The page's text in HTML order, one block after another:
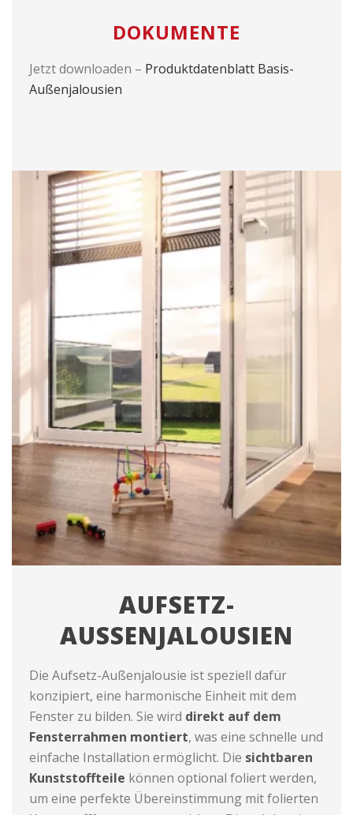
DOKUMENTE
Jetzt downloaden – Produktdatenblatt Basis-
Außenjalousien
AUFSETZ-
AUSSENJALOUSIEN
Die Aufsetz-Außenjalousie ist speziell dafür
konzipiert, eine harmonische Einheit mit dem
Fenster zu bilden. Sie wird direkt auf dem
Fensterrahmen montiert, was eine schnelle und
einfache Installation ermöglicht. Die sichtbaren
Kunststoffteile können optional foliert werden,
um eine perfekte Übereinstimmung mit folierten